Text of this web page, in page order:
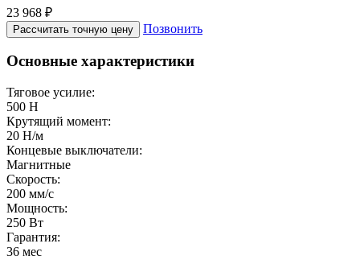
23 968 ₽
Рассчитать точную цену Позвонить
Основные характеристики
Тяговое усилие:
500 Н
Крутящий момент:
20 Н/м
Концевые выключатели:
Магнитные
Скорость:
200 мм/с
Мощность:
250 Вт
Гарантия:
36 мес